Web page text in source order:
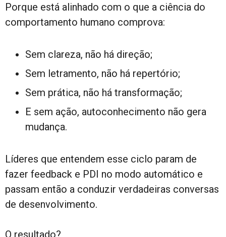
Porque está alinhado com o que a ciência do
comportamento humano comprova:
Sem clareza, não há direção;
Sem letramento, não há repertório;
Sem prática, não há transformação;
E sem ação, autoconhecimento não gera
mudança.
Líderes que entendem esse ciclo param de
fazer feedback e PDI no modo automático e
passam então a conduzir verdadeiras conversas
de desenvolvimento.
O resultado?